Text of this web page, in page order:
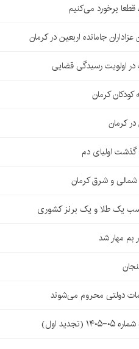
برخورد می‌کنیم
اولویت رسیدگی قضایی
کرمان
گذشت اولیای دم
و شرق کرمان
یک طلا و یک برنز کشوری
مهار شد
دولتی محروم می‌شوند
اول)